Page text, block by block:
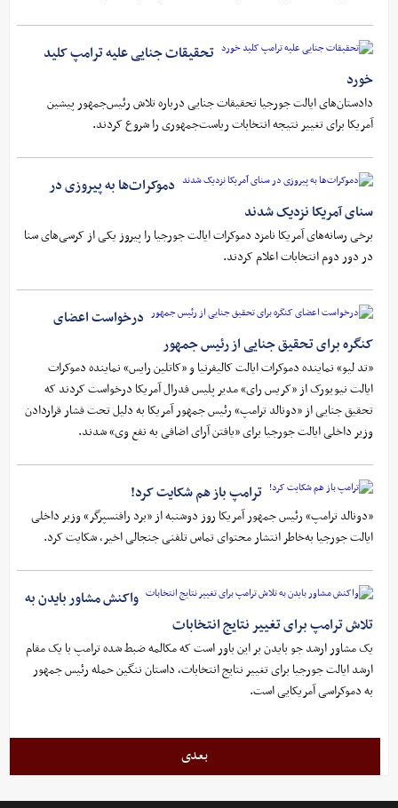
تحقیقات جنایی علیه ترامپ کلید
خورد
دادستان‌های ایالت جورجیا تحقیقات جنایی درباره تلاش رئیس‌جمهور پیشین
آمریکا برای تغییر نتیجه انتخابات ریاست‌جمهوری را شروع کردند.
دموکرات‌ها به پیروزی در
سنای آمریکا نزدیک شدند
برخی رسانه‌های آمریکا نامزد دموکرات ایالت جورجیا را پیروز یکی از کرسی‌های سنا
در دور دوم انتخابات اعلام کردند.
درخواست اعضای
کنگره برای تحقیق جنایی از رئیس جمهور
«تد لیو» نماینده دموکرات ایالت کالیفرنیا و «کاتلین رایس» نماینده دموکرات
ایالت نیویورک از «کریس رای» مدیر پلیس فدرال آمریکا درخواست کردند که
تحقیق جنایی از «دونالد ترامپ» رئیس جمهور آمریکا به دلیل تحت فشار قراردادن
وزیر داخلی ایالت جورجیا برای «یافتن آرای اضافی به نفع وی» شدند.
ترامپ باز هم شکایت کرد!
«دونالد ترامپ» رئیس جمهور آمریکا روز دوشنبه از «برد رافنسپرگر» وزیر داخلی
ایالت جورجیا به‌خاطر انتشار محتوای تماس تلفنی جنجالی اخیر، شکایت کرد.
واکنش مشاور بایدن به
تلاش ترامپ برای تغییر نتایج انتخابات
یک مشاور ارشد جو بایدن بر این باور است که مکالمه ضبط شده ترامپ با یک مقام
ارشد ایالت جورجیا برای تغییر نتایج انتخابات، داستان ننگین حمله رئیس جمهور
به دموکراسی آمریکایی است.
بعدی